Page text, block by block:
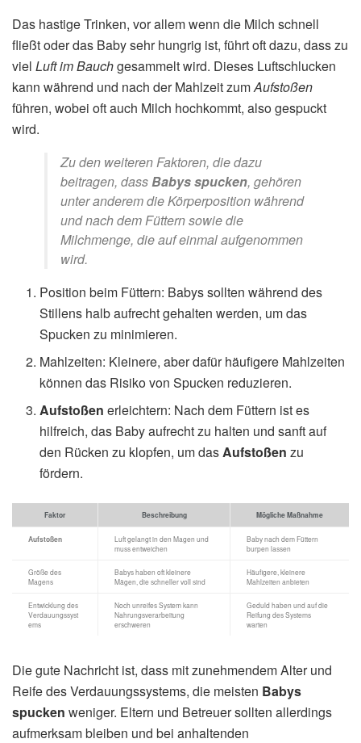
Das hastige Trinken, vor allem wenn die Milch schnell
fließt oder das Baby sehr hungrig ist, führt oft dazu, dass zu
viel Luft im Bauchgesammelt wird. Dieses Luftschlucken
kann während und nach der Mahlzeit zumAufstoßen
führen, wobei oft auch Milch hochkommt, also gespuckt
wird.
Zu den weiteren Faktoren, die dazu
beitragen, dassBabys spucken, gehören
unter anderem die Körperposition während
und nach dem Füttern sowie die
Milchmenge, die auf einmal aufgenommen
wird.
Position beim Füttern: Babys sollten während des
Stillens halb aufrecht gehalten werden, um das
Spucken zu minimieren.
Mahlzeiten: Kleinere, aber dafür häufigere Mahlzeiten
können das Risiko von Spucken reduzieren.
Aufstoßen erleichtern: Nach dem Füttern ist es
hilfreich, das Baby aufrecht zu halten und sanft auf
den Rücken zu klopfen, um dasAufstoßen zu
fördern.
Faktor Beschreibung Mögliche Maßnahme
Aufstoßen
Luft gelangt in den Magen und
muss entweichen
Baby nach dem Füttern
burpen lassen
Größe des
Magens
Babys haben oft kleinere
Mägen, die schneller voll sind
Häufigere, kleinere
Mahlzeiten anbieten
Entwicklung des
Verdauungssyst
ems
Noch unreifes System kann
Nahrungsverarbeitung
erschweren
Geduld haben und auf die
Reifung des Systems
warten
Die gute Nachricht ist, dass mit zunehmendem Alter und
Reife des Verdauungssystems, die meisten Babys
spucken weniger. Eltern und Betreuer sollten allerdings
aufmerksam bleiben und bei anhaltenden